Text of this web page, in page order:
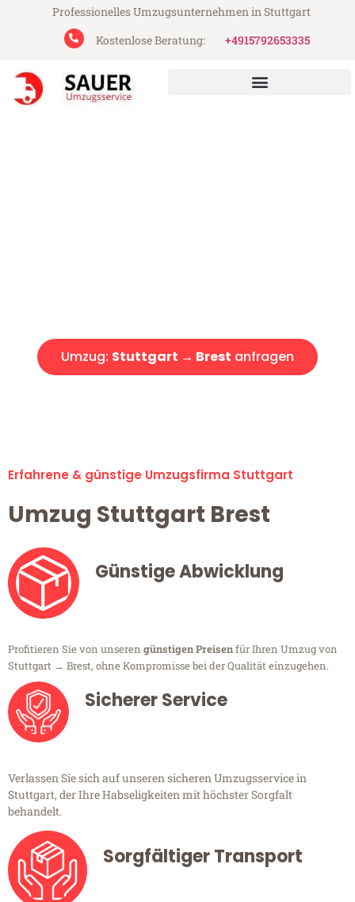
Professionelles Umzugsunternehmen in Stuttgart
Kostenlose Beratung:
+4915792653335
Umzug: Stuttgart → Brest anfragen
Erfahrene & günstige Umzugsfirma Stuttgart
Umzug Stuttgart Brest
Günstige Abwicklung
Profitieren Sie von unseren günstigen Preisenfür Ihren Umzug von
Stuttgart → Brest, ohne Kompromisse bei der Qualität einzugehen.
Sicherer Service
Verlassen Sie sich auf unseren sicheren Umzugsservice in
Stuttgart, der Ihre Habseligkeiten mit höchster Sorgfalt
behandelt.
Sorgfältiger Transport